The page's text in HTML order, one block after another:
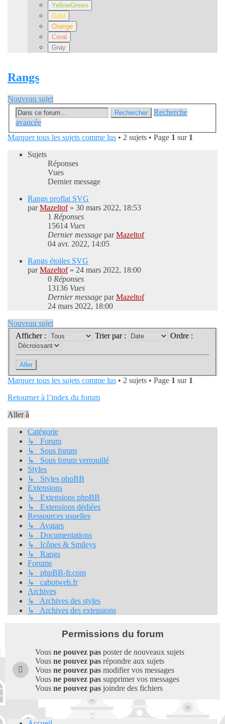
YellowGreen
Gold
Orange
Coral
Gray
Rangs
Nouveau sujet
Rechercher
Recherche
avancée
Marquer tous les sujets comme lus • 2 sujets • Page 1 sur 1
Sujets
Réponses
Vues
Dernier message
Rangs proflat SVG
parMazeltof» 30 mars 2022, 18:53
1 Réponses
15614 Vues
Dernier message parMazeltof
04 avr. 2022, 14:05
Rangs étoiles SVG
parMazeltof» 24 mars 2022, 18:00
0 Réponses
13136 Vues
Dernier message parMazeltof
24 mars 2022, 18:00
Nouveau sujet
Afficher :
Trier par : Ordre :
Marquer tous les sujets comme lus • 2 sujets • Page 1 sur 1
Retourner à l’index du forum
Aller à
Catégorie
↳ Forum
↳ Sous forum
↳ Sous forum verrouillé
Styles
↳ Styles phpBB
Extensions
↳ Extensions phpBB
↳ Extensions dédiées
Ressources usuelles
↳ Avatars
↳ Documentations
↳ Icônes & Smileys
↳ Rangs
Forums
↳ phpBB-fr.com
↳ cabotweb.fr
Archives
↳ Archives des styles
↳ Archives des extensions
Permissions du forum
Vous ne pouvez pas poster de nouveaux sujets
Vous ne pouvez pas répondre aux sujets
Vous ne pouvez pas modifier vos messages
Vous ne pouvez pas supprimer vos messages
Vous ne pouvez pas joindre des fichiers